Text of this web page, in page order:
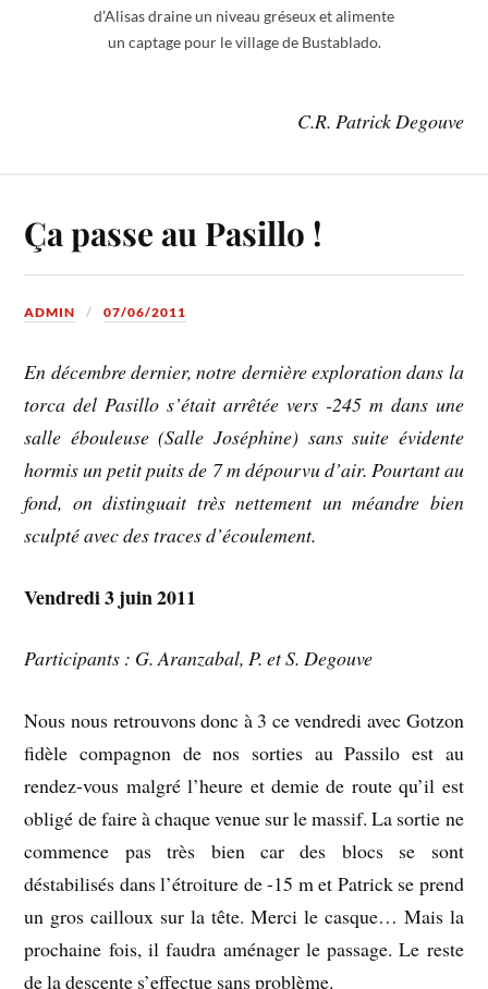
d’Alisas draine un niveau gréseux et alimente
un captage pour le village de Bustablado.
C.R. Patrick Degouve
Ça passe au Pasillo !
ADMIN 07/06/2011
En décembre dernier, notre dernière exploration dans la
torca del Pasillo s’était arrêtée vers -245 m dans une
salle ébouleuse (Salle Joséphine) sans suite évidente
hormis un petit puits de 7 m dépourvu d’air. Pourtant au
fond, on distinguait très nettement un méandre bien
sculpté avec des traces d’écoulement.
Vendredi 3 juin 2011
Participants : G. Aranzabal, P. et S. Degouve
Nous nous retrouvons donc à 3 ce vendredi avec Gotzon
fidèle compagnon de nos sorties au Passilo est au
rendez-vous malgré l’heure et demie de route qu’il est
obligé de faire à chaque venue sur le massif. La sortie ne
commence pas très bien car des blocs se sont
déstabilisés dans l’étroiture de -15 m et Patrick se prend
un gros cailloux sur la tête. Merci le casque… Mais la
prochaine fois, il faudra aménager le passage. Le reste
de la descente s’effectue sans problème.